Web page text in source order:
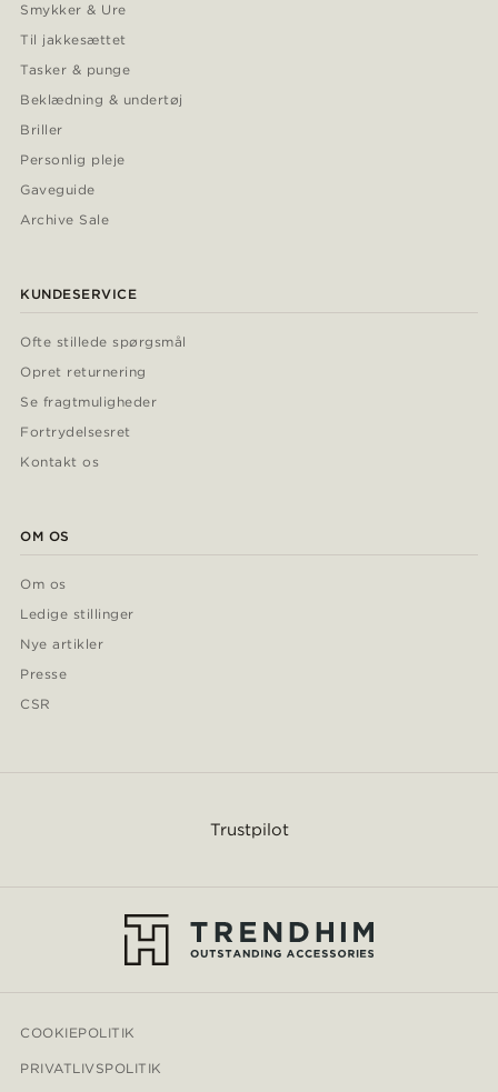
Smykker & Ure
Til jakkesættet
Tasker & punge
Beklædning & undertøj
Briller
Personlig pleje
Gaveguide
Archive Sale
KUNDESERVICE
Ofte stillede spørgsmål
Opret returnering
Se fragtmuligheder
Fortrydelsesret
Kontakt os
OM OS
Om os
Ledige stillinger
Nye artikler
Presse
CSR
Trustpilot
COOKIEPOLITIK
PRIVATLIVSPOLITIK